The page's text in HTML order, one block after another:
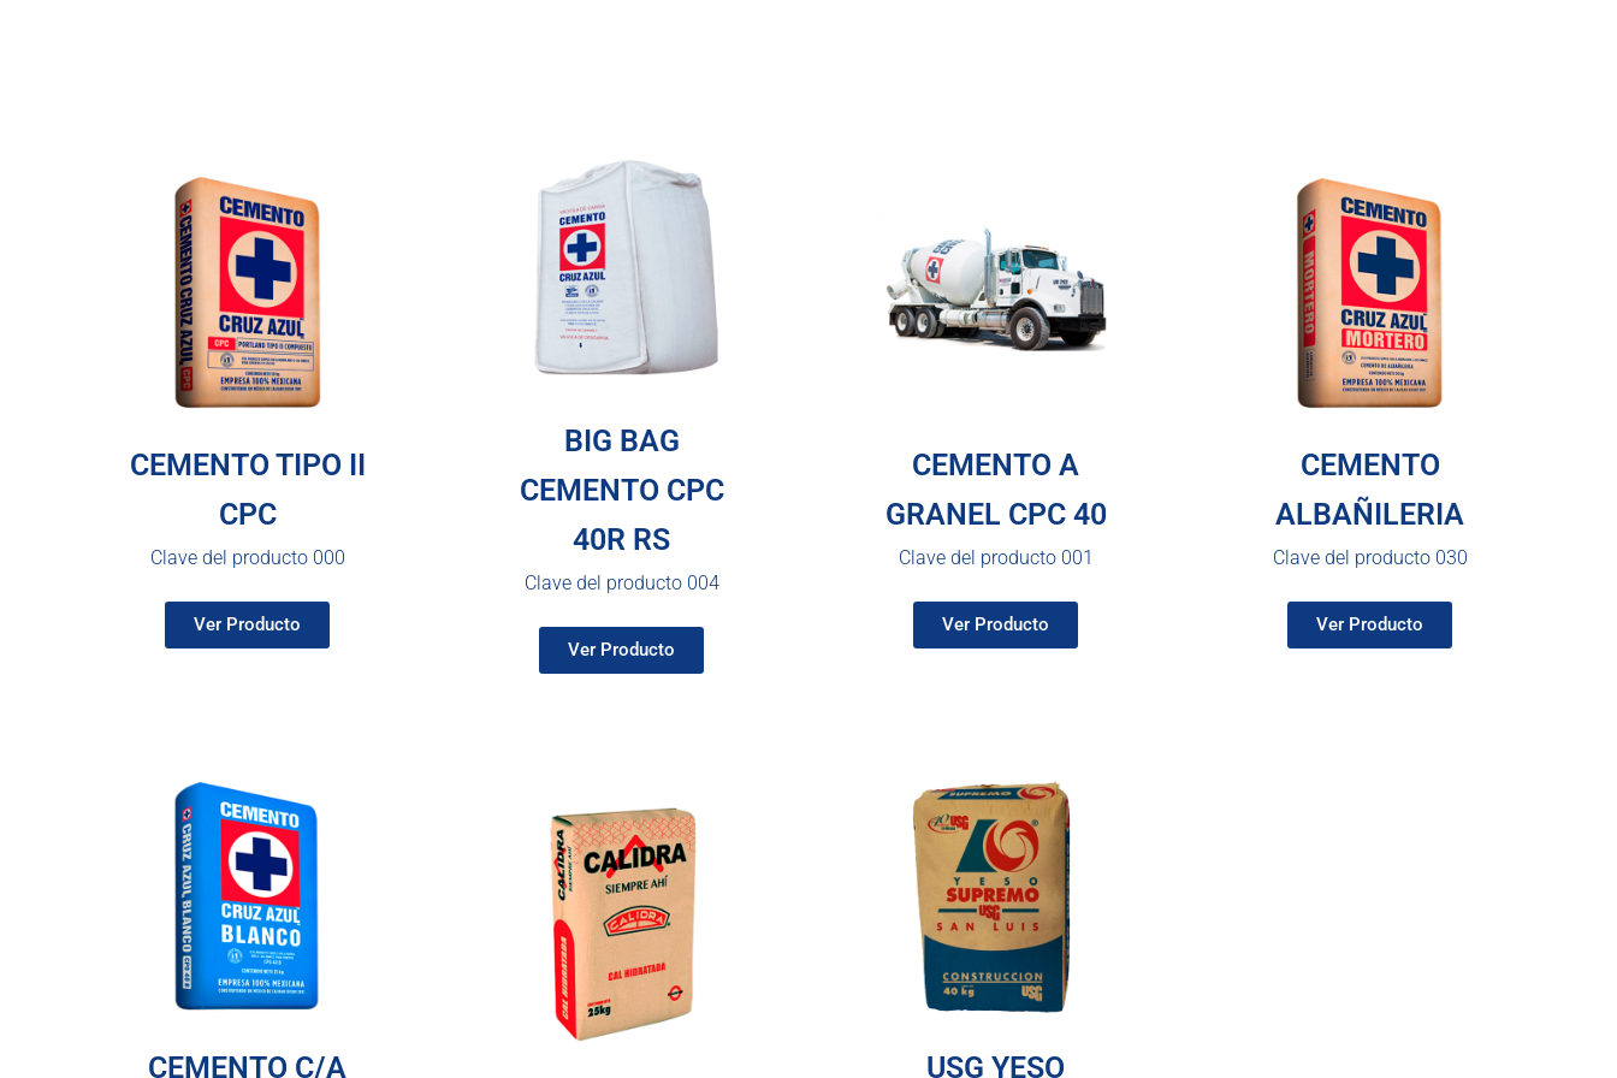
CEMENTO TIPO II
CPC
Clave del producto 000
Ver Producto
BIG BAG
CEMENTO CPC
40R RS
Clave del producto 004
Ver Producto
CEMENTO A
GRANEL CPC 40
Clave del producto 001
Ver Producto
CEMENTO
ALBAÑILERIA
Clave del producto 030
Ver Producto
CEMENTO C/A USG YESO